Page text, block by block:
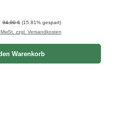
Regulärer Preis:
94,90 € (15.81% gespart)
zzgl. Versandkosten
Warenkorb